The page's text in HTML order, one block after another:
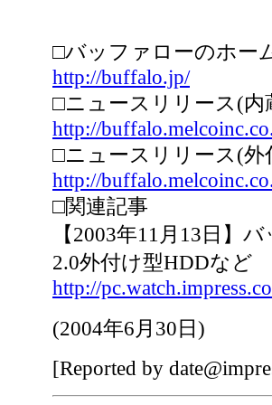
□バッファローのホー
http://buffalo.jp/
□ニュースリリース(内
http://
□ニュースリリース(
http://
□関連記事
【2003年11月13日】
2.0外付け型HDDなど
http://
(2004年6月30日 )
[Reported by